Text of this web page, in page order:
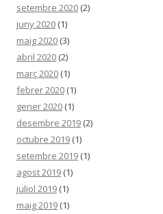
setembre 2020 (2)
juny 2020 (1)
maig 2020 (3)
abril 2020 (2)
març 2020 (1)
febrer 2020 (1)
gener 2020 (1)
desembre 2019 (2)
octubre 2019 (1)
setembre 2019 (1)
agost 2019 (1)
juliol 2019 (1)
maig 2019 (1)